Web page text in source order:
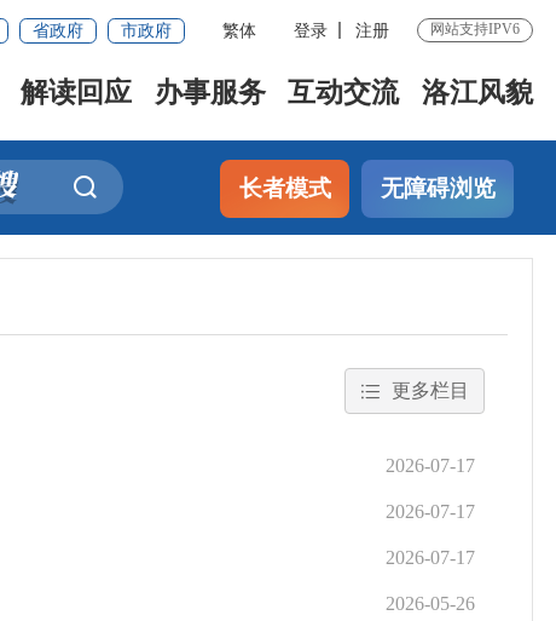
省政府 市政府 繁体 登录 注册 网站支持IPV6
解读回应 办事服务 互动交流 洛江风貌
长者模式 无障碍浏览
更多栏目
2026-07-17
2026-07-17
2026-07-17
2026-05-26